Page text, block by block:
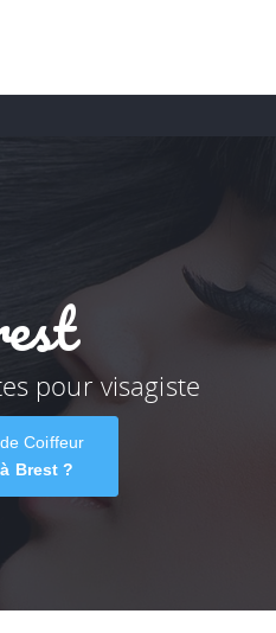
pour visagiste
Coiffeur
Brest ?